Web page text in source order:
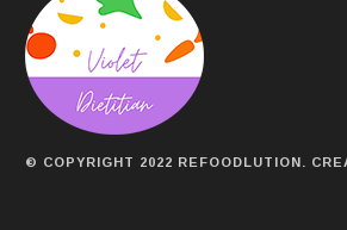
© COPYRIGHT 2022 REFOODLUTION.